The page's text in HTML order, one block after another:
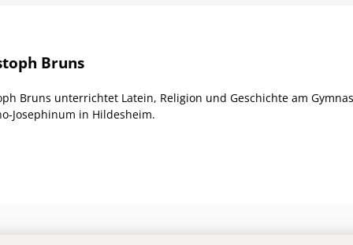
Bruns
Bruns unterrichtet Latein, Religion und Geschichte am
Josephinum in Hildesheim.